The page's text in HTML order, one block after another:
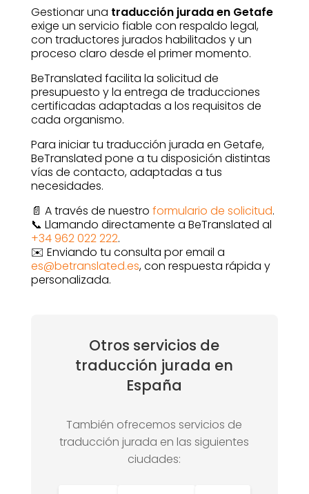
Gestionar una traducción jurada en Getafe
exige un servicio fiable con respaldo legal,
con traductores jurados habilitados y un
proceso claro desde el primer momento.
BeTranslated facilita la solicitud de
presupuesto y la entrega de traducciones
certificadas adaptadas a los requisitos de
cada organismo.
Para iniciar tu traducción jurada en Getafe,
BeTranslated pone a tu disposición distintas
vías de contacto, adaptadas a tus
necesidades.
📄 A través de nuestro formulario de solicitud.
📞 Llamando directamente a BeTranslated al
+34 962 022 222.
✉️ Enviando tu consulta por email a
es@betranslated.es, con respuesta rápida y
personalizada.
Otros servicios de
traducción jurada en
España
También ofrecemos servicios de
traducción jurada en las siguientes
ciudades: